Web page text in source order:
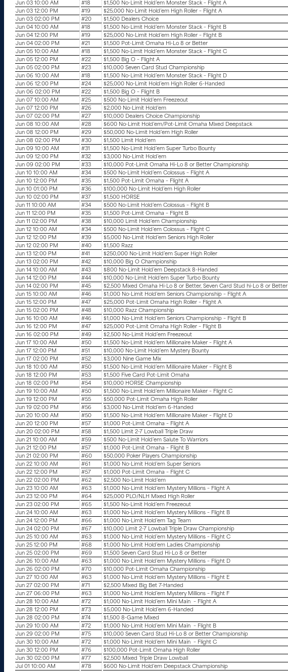
Jun 03 10:00 AM
#18 $1,500 No-Limit Hold’em Monster Stack – Flight A
Jun 03 12:00 PM
#19 $25,000 No-Limit Hold’em High Roller – Flight A
Jun 03 02:00 PM
#20 $1,500 Dealers Choice
Jun 04 10:00 AM
#18 $1,500 No-Limit Hold’em Monster Stack – Flight B
Jun 04 12:00 PM
#19 $25,000 No-Limit Hold’em High Roller – Flight B
Jun 04 02:00 PM
#21 $1,500 Pot-Limit Omaha Hi-Lo 8 or Better
Jun 05 10:00 AM
#18 $1,500 No-Limit Hold’em Monster Stack – Flight C
Jun 05 12:00 PM
#22 $1,500 Big O – Flight A
Jun 05 02:00 PM
#23 $10,000 Seven Card Stud Championship
Jun 06 10:00 AM
#18 $1,500 No-Limit Hold’em Monster Stack – Flight D
Jun 06 12:00 PM
#24 $25,000 No-Limit Hold’em High Roller 6-Handed
Jun 06 02:00 PM
#22 $1,500 Big O – Flight B
Jun 07 10:00 AM
#25 $500 No-Limit Hold’em Freezeout
Jun 07 12:00 PM
#26 $2,000 No-Limit Hold’em
Jun 07 02:00 PM
#27 $10,000 Dealers Choice Championship
Jun 08 10:00 AM
#28 $600 No-Limit Hold’em/Pot-Limit Omaha Mixed Deepstack
Jun 08 12:00 PM
#29 $50,000 No-Limit Hold’em High Roller
Jun 08 02:00 PM
#30 $1,500 Limit Hold’em
Jun 09 10:00 AM
#31 $1,500 No-Limit Hold’em Super Turbo Bounty
Jun 09 12:00 PM
#32 $3,000 No-Limit Hold’em
Jun 09 02:00 PM
#33 $10,000 Pot-Limit Omaha Hi-Lo 8 or Better Championship
Jun 10 10:00 AM
#34 $500 No-Limit Hold’em Colossus – Flight A
Jun 10 12:00 PM
#35 $1,500 Pot-Limit Omaha – Flight A
Jun 10 01:00 PM
#36 $100,000 No-Limit Hold’em High Roller
Jun 10 02:00 PM
#37 $1,500 HORSE
Jun 11 10:00 AM
#34 $500 No-Limit Hold’em Colossus – Flight B
Jun 11 12:00 PM
#35 $1,500 Pot-Limit Omaha – Flight B
Jun 11 02:00 PM
#38 $10,000 Limit Hold’em Championship
Jun 12 10:00 AM
#34 $500 No-Limit Hold’em Colossus – Flight C
Jun 12 12:00 PM
#39 $5,000 No-Limit Hold’em Seniors High Roller
Jun 12 02:00 PM
#40 $1,500 Razz
Jun 13 12:00 PM
#41 $250,000 No-Limit Hold’em Super High Roller
Jun 13 02:00 PM
#42 $10,000 Big O Championship
Jun 14 10:00 AM
#43 $800 No-Limit Hold’em Deepstack 8-Handed
Jun 14 12:00 PM
#44 $10,000 No-Limit Hold’em Super Turbo Bounty
Jun 14 02:00 PM
#45 $2,500 Mixed Omaha Hi-Lo 8 or Better, Seven Card Stud hi-Lo 8 or Better
Jun 15 10:00 AM
#46 $1,000 No-Limit Hold’em Seniors Championship – Flight A
Jun 15 12:00 PM
#47 $25,000 Pot-Limit Omaha High Roller – Flight A
Jun 15 02:00 PM
#48 $10,000 Razz Championship
Jun 16 10:00 AM
#46 $1,000 No-Limit Hold’em Seniors Championship – Flight B
Jun 16 12:00 PM
#47 $25,000 Pot-Limit Omaha High Roller – Flight B
Jun 16 02:00 PM
#49 $2,500 No-Limit Hold’em Freezeout
Jun 17 10:00 AM
#50 $1,500 No-Limit Hold’em Millionaire Maker – Flight A
Jun 17 12:00 PM
#51 $10,000 No-Limit Hold’em Mystery Bounty
Jun 17 02:00 PM
#52 $3,000 Nine Game Mix
Jun 18 10:00 AM
#50 $1,500 No-Limit Hold’em Millionaire Maker – Flight B
Jun 18 12:00 PM
#53 $1,500 Five Card Pot-Limit Omaha
Jun 18 02:00 PM
#54 $10,000 HORSE Championship
Jun 19 10:00 AM
#50 $1,500 No-Limit Hold’em Millionaire Maker – Flight C
Jun 19 12:00 PM
#55 $50,000 Pot-Limit Omaha High Roller
Jun 19 02:00 PM
#56 $3,000 No-Limit Hold’em 6-Handed
Jun 20 10:00 AM
#50 $1,500 No-Limit Hold’em Millionaire Maker – Flight D
Jun 20 12:00 PM
#57 $1,000 Pot-Limit Omaha – Flight A
Jun 20 02:00 PM
#58 $1,500 Limit 2-7 Lowball Triple Draw
Jun 21 10:00 AM
#59 $500 No-Limit Hold’em Salute To Warriors
Jun 21 12:00 PM
#57 $1,000 Pot-Limit Omaha – Flight B
Jun 21 02:00 PM
#60 $50,000 Poker Players Championship
Jun 22 10:00 AM
#61 $1,000 No-Limit Hold’em Super Seniors
Jun 22 12:00 PM
#57 $1,000 Pot-Limit Omaha – Flight C
Jun 22 02:00 PM
#62 $2,500 No-Limit Hold’em
Jun 23 10:00 AM
#63 $1,000 No-Limit Hold’em Mystery Millions – Flight A
Jun 23 12:00 PM
#64 $25,000 PLO/NLH Mixed High Roller
Jun 23 02:00 PM
#65 $1,500 No-Limit Hold’em Freezeout
Jun 24 10:00 AM
#63 $1,000 No-Limit Hold’em Mystery Millions – Flight B
Jun 24 12:00 PM
#66 $1,000 No-Limit Hold’em Tag Team
Jun 24 02:00 PM
#67 $10,000 Limit 2-7 Lowball Triple Draw Championship
Jun 25 10:00 AM
#63 $1,000 No-Limit Hold’em Mystery Millions – Flight C
Jun 25 12:00 PM
#68 $1,000 No-Limit Hold’em Ladies Championship
Jun 25 02:00 PM
#69 $1,500 Seven Card Stud Hi-Lo 8 or Better
Jun 26 10:00 AM
#63 $1,000 No-Limit Hold’em Mystery Millions – Flight D
Jun 26 02:00 PM
#70 $10,000 Pot-Limit Omaha Championship
Jun 27 10:00 AM
#63 $1,000 No-Limit Hold’em Mystery Millions – Flight E
Jun 27 02:00 PM
#71 $2,500 Mixed Big Bet 7-Handed
Jun 27 06:00 PM
#63 $1,000 No-Limit Hold’em Mystery Millions – Flight F
Jun 28 10:00 AM
#72 $1,000 No-Limit Hold’em Mini Main – Flight A
Jun 28 12:00 PM
#73 $5,000 No-Limit Hold’em 6-Handed
Jun 28 02:00 PM
#74 $1,500 8-Game Mixed
Jun 29 10:00 AM
#72 $1,000 No-Limit Hold’em Mini Main – Flight B
Jun 29 02:00 PM
#75 $10,000 Seven Card Stud Hi-Lo 8 or Better Championship
Jun 30 10:00 AM
#72 $1,000 No-Limit Hold’em Mini Main – Flight C
Jun 30 12:00 PM
#76 $100,000 Pot-Limit Omaha High Roller
Jun 30 02:00 PM
#77 $2,500 Mixed Triple Draw Lowball
Jul 01 10:00 AM
#78 $600 No-Limit Hold’em Deepstack Championship